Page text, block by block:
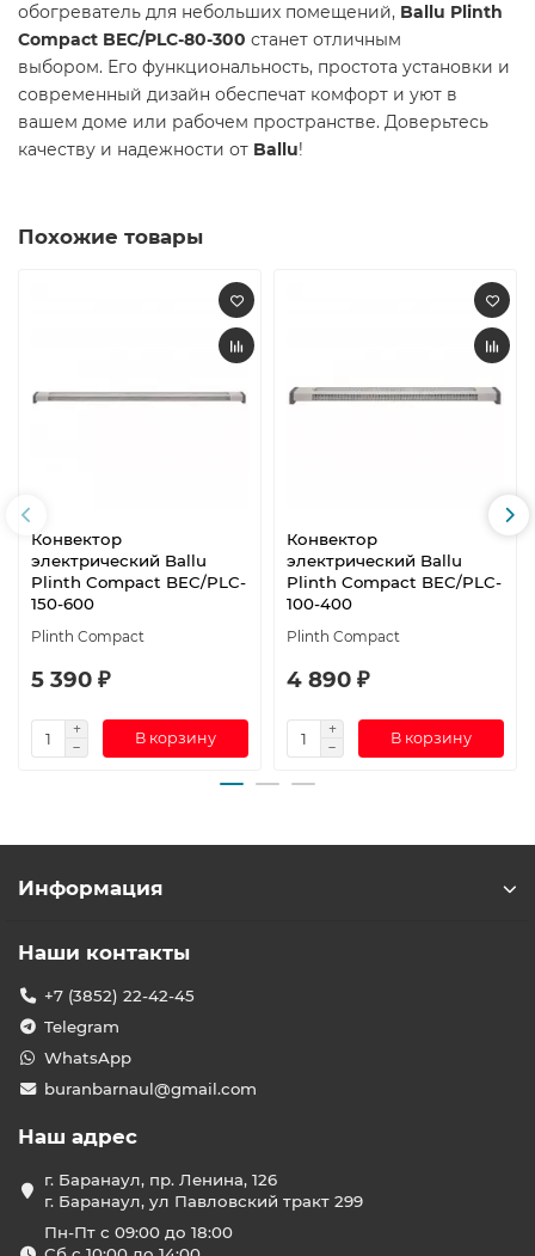
обогреватель для небольших помещений, Ballu Plinth
Compact BEC/PLC-80-300 станет отличным
выбором. Его функциональность, простота установки и
современный дизайн обеспечат комфорт и уют в
вашем доме или рабочем пространстве. Доверьтесь
качеству и надежности от Ballu!
Похожие товары
Конвектор
электрический Ballu
Plinth Compact BEC/PLC-
150-600
Plinth Compact
5 390 ₽
В корзину
Конвектор
электрический Ballu
Plinth Compact BEC/PLC-
100-400
Plinth Compact
4 890 ₽
В корзину
Информация
Наши контакты
+7 (3852) 22-42-45
Telegram
WhatsApp
buranbarnaul@gmail.com
Наш адрес
г. Баранаул, пр. Ленина, 126
г. Баранаул, ул Павловский тракт 299
Пн-Пт с 09:00 до 18:00